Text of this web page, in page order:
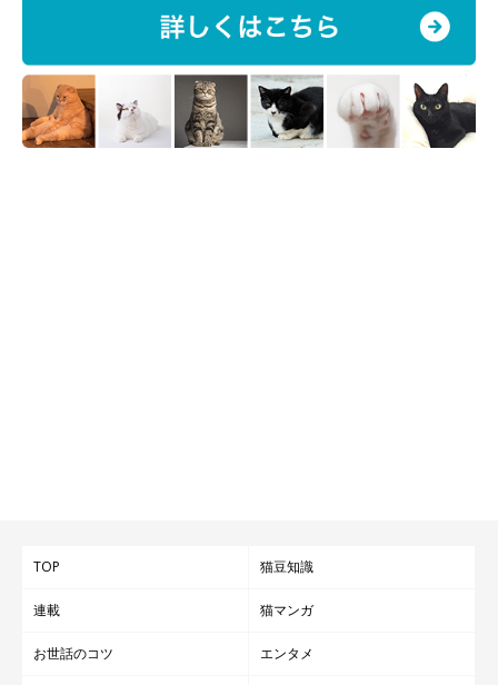
TOP 猫豆知識
連載 猫マンガ
お世話のコツ エンタメ